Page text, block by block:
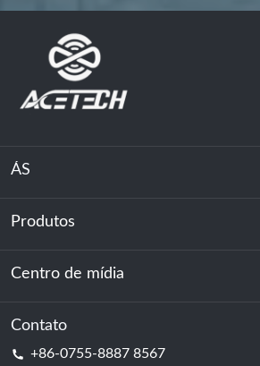
ÁS
Sobre nós
Sustentabilidade
Produtos
Armazenamento de energia
Centro de dados e sala de servidores
Centro de mídia
Notícias
Contato
+86-0755-8887 8567